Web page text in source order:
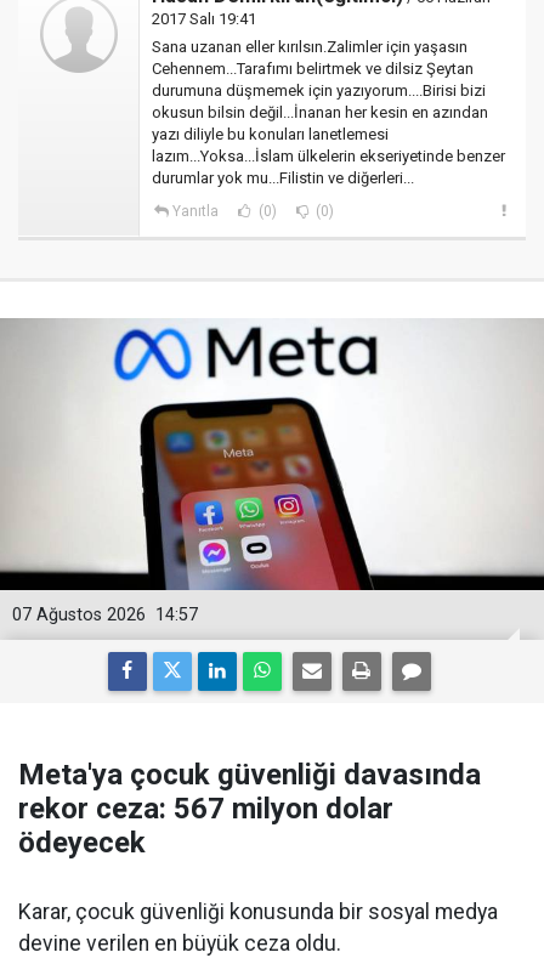
2017 Salı 19:41
Sana uzanan eller kırılsın.Zalimler için yaşasın
Cehennem...Tarafımı belirtmek ve dilsiz Şeytan
durumuna düşmemek için yazıyorum....Birisi bizi
okusun bilsin değil...İnanan her kesin en azından
yazı diliyle bu konuları lanetlemesi
lazım...Yoksa...İslam ülkelerin ekseriyetinde benzer
durumlar yok mu...Filistin ve diğerleri...
Yanıtla (0) (0)
14:57
07 Ağustos 2026
Meta'ya çocuk güvenliği davasında
rekor ceza: 567 milyon dolar
ödeyecek
Karar, çocuk güvenliği konusunda bir sosyal medya
devine verilen en büyük ceza oldu.